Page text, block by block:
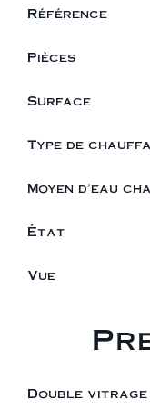
Référence
Pièces
Surface
Type de
Moyen d'eau
État
Vue
Double vitrage